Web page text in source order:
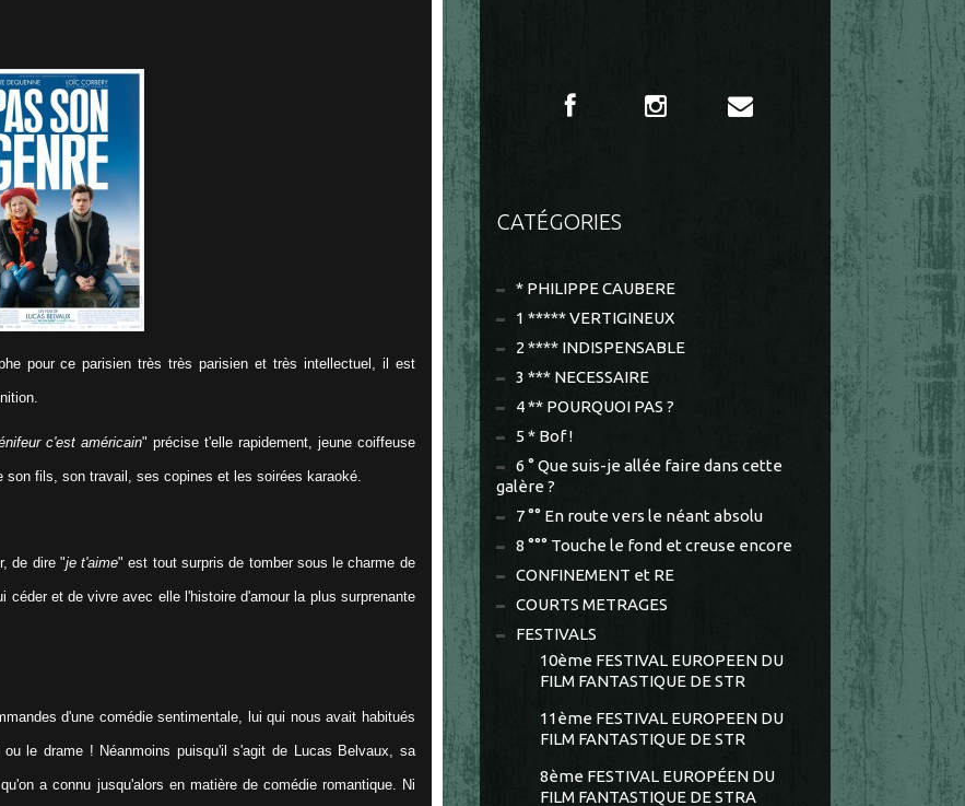
pour ce parisien très très parisien et très intellectuel, il est
c'est américain" précise t'elle rapidement, jeune coiffeuse
fils, son travail, ses copines et les soirées karaoké.
de dire "je t'aime" est tout surpris de tomber sous le charme de
et de vivre avec elle l'histoire d'amour la plus surprenante
d'une comédie sentimentale, lui qui nous avait habitués
le drame ! Néanmoins puisqu'il s'agit de Lucas Belvaux, sa
a connu jusqu'alors en matière de comédie romantique. Ni
CATÉGORIES
* PHILIPPE CAUBERE
1 ***** VERTIGINEUX
2 **** INDISPENSABLE
3 *** NECESSAIRE
4 ** POURQUOI PAS ?
5 * Bof !
6 ° Que suis-je allée faire dans cette
galère ?
7 °° En route vers le néant absolu
8 °°° Touche le fond et creuse encore
CONFINEMENT et RE
COURTS METRAGES
FESTIVALS
10ème FESTIVAL EUROPEEN DU
FILM FANTASTIQUE DE STR
11ème FESTIVAL EUROPEEN DU
FILM FANTASTIQUE DE STR
8ème FESTIVAL EUROPÉEN DU
FILM FANTASTIQUE DE STRA